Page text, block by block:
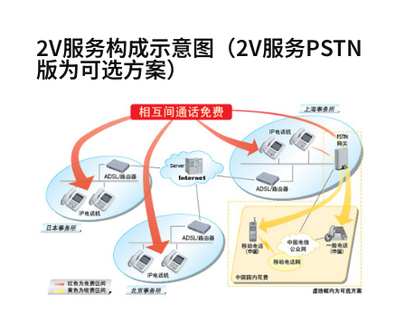
2V服务构成示意图（2V服务PSTN
版为可选方案）